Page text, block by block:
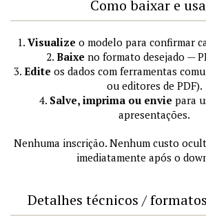
Como baixar e
1. Visualize o modelo para confirmar
2. Baixe no formato desejado —
3. Edite os dados com ferramentas
ou editores de PDF).
4. Salve, imprima ou envie para
apresentações.
Nenhuma inscrição. Nenhum custo
imediatamente após o
Detalhes técnicos /